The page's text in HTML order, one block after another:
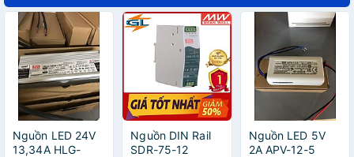
Nguồn LED 24V
13,34A HLG-
Nguồn DIN Rail
SDR-75-12
Nguồn LED 5V
2A APV-12-5